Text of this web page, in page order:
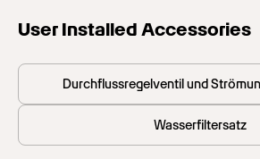
User Installed Accessories
Durchflussregelventil und
Wasserfiltersatz